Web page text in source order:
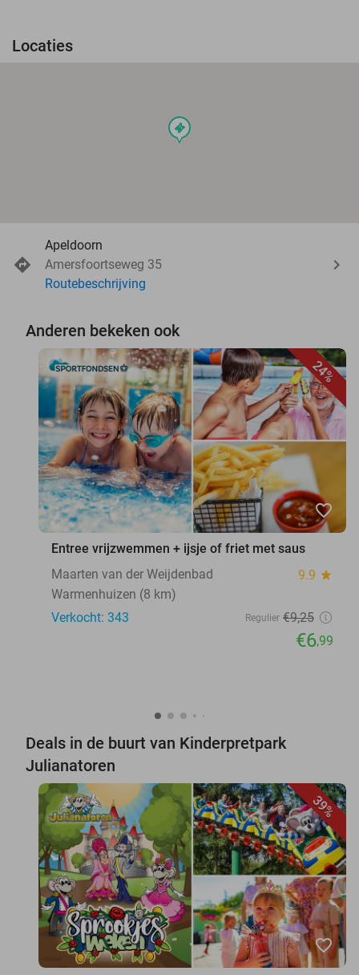
Locaties
events
Apeldoorn
Amersfoortseweg 35
Routebeschrijving
Anderen bekeken ook
24%
favorite_border
Entree vrijzwemmen + ijsje of friet met saus
Maarten van der Weijdenbad
9.9 star
Warmenhuizen (8 km)
Verkocht: 343
Regulier €9,25
€6,99
Deals in de buurt van Kinderpretpark
Julianatoren
39%
favorite_border